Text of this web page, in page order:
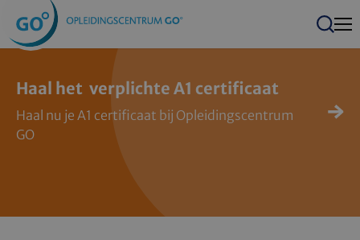
Zoeken
Haal het verplichte A1 certificaat
Haal nu je A1 certificaat bij Opleidingscentrum
GO